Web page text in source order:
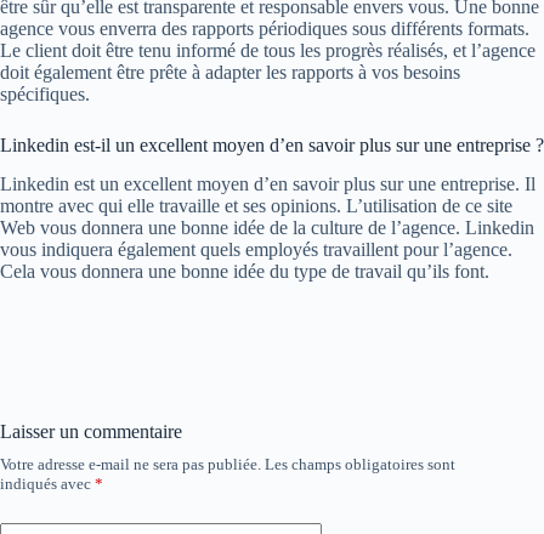
être sûr qu’elle est transparente et responsable envers vous. Une bonne
agence vous enverra des rapports périodiques sous différents formats.
Le client doit être tenu informé de tous les progrès réalisés, et l’agence
doit également être prête à adapter les rapports à vos besoins
spécifiques.
Linkedin est-il un excellent moyen d’en savoir plus sur une entreprise ?
Linkedin est un excellent moyen d’en savoir plus sur une entreprise. Il
montre avec qui elle travaille et ses opinions. L’utilisation de ce site
Web vous donnera une bonne idée de la culture de l’agence. Linkedin
vous indiquera également quels employés travaillent pour l’agence.
Cela vous donnera une bonne idée du type de travail qu’ils font.
Laisser un commentaire
Votre adresse e-mail ne sera pas publiée. Les champs obligatoires sont
indiqués avec *